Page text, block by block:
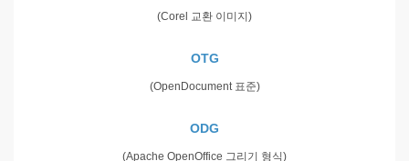
(Corel 교환 이미지)
OTG
(OpenDocument 표준)
ODG
(Apache OpenOffice 그리기 형식)